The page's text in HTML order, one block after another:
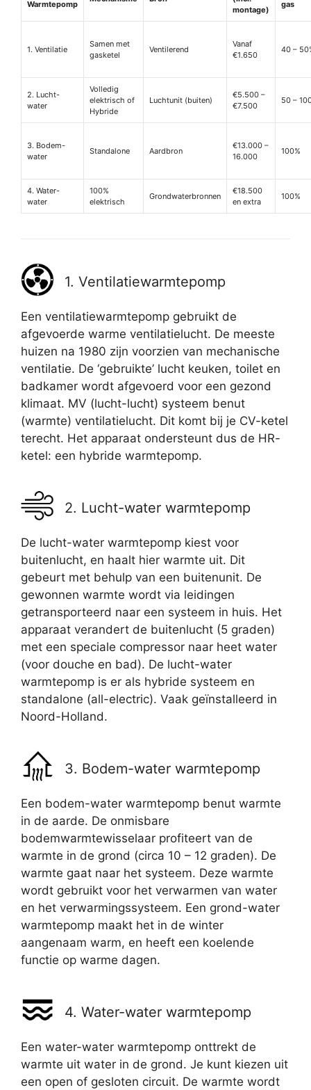
Warmtepomp
montage)
gas
1. Ventilatie
Samen met
gasketel
Ventilerend
Vanaf
€1.650
40 –
2. Lucht-
water
Volledig
elektrisch of
Hybride
Luchtunit (buiten)
€5.500 –
€7.500
50 –
3. Bodem-
water
Standalone Aardbron
€13.000 –
16.000
100%
4. Water-
water
100%
elektrisch
Grondwaterbronnen
€18.500
en extra
100%
1. Ventilatiewarmtepomp
Een ventilatiewarmtepomp gebruikt de
afgevoerde warme ventilatielucht. De meeste
huizen na 1980 zijn voorzien van mechanische
ventilatie. De ‘gebruikte’ lucht keuken, toilet en
badkamer wordt afgevoerd voor een gezond
klimaat. MV (lucht-lucht) systeem benut
(warmte) ventilatielucht. Dit komt bij je CV-ketel
terecht. Het apparaat ondersteunt dus de HR-
ketel: een hybride warmtepomp.
2. Lucht-water warmtepomp
De lucht-water warmtepomp kiest voor
buitenlucht, en haalt hier warmte uit. Dit
gebeurt met behulp van een buitenunit. De
gewonnen warmte wordt via leidingen
getransporteerd naar een systeem in huis. Het
apparaat verandert de buitenlucht (5 graden)
met een speciale compressor naar heet water
(voor douche en bad). De lucht-water
warmtepomp is er als hybride systeem en
standalone (all-electric). Vaak geïnstalleerd in
Noord-Holland.
3. Bodem-water warmtepomp
Een bodem-water warmtepomp benut warmte
in de aarde. De onmisbare
bodemwarmtewisselaar profiteert van de
warmte in de grond (circa 10 – 12 graden). De
warmte gaat naar het systeem. Deze warmte
wordt gebruikt voor het verwarmen van water
en het verwarmingssysteem. Een grond-water
warmtepomp maakt het in de winter
aangenaam warm, en heeft een koelende
functie op warme dagen.
4. Water-water warmtepomp
Een water-water warmtepomp onttrekt de
warmte uit water in de grond. Je kunt kiezen uit
een open of gesloten circuit. De warmte wordt